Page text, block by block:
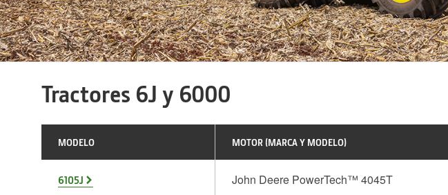
Tractores 6J y 6000
MODELO MOTOR (MARCA Y MODELO)
6105J John Deere PowerTech™ 4045T